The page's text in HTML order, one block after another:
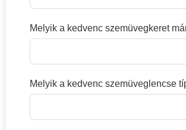
Melyik a kedvenc szemüvegkeret
Melyik a kedvenc szemüveglencse